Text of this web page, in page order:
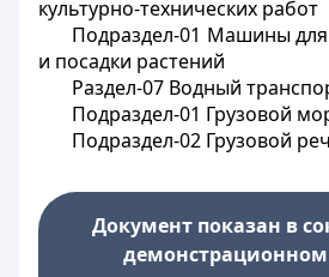
культурно-технических работ
Подраздел-01 Машины
и посадки растений
Раздел-07 Водный
Подраздел-01 Грузовой
Подраздел-02 Грузовой
Документ показан в